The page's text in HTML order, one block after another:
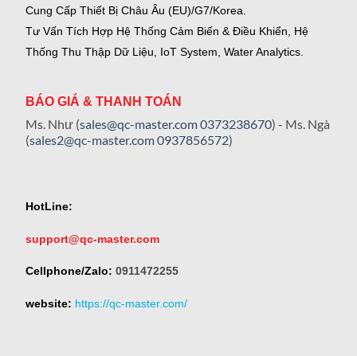
Cung Cấp Thiết Bị Châu Âu (EU)/G7/Korea.
Tư Vấn Tích Hợp Hệ Thống Cảm Biến & Điều Khiển, Hệ
Thống Thu Thập Dữ Liệu, IoT System, Water Analytics.
BÁO GIÁ & THANH TOÁN
Ms. Như (sales@qc-master.com0373238670) - Ms. Ngà
(sales2@qc-master.com0937856572)
HotLine:
support@qc-master.com
Cellphone/Zalo: 0911472255
website: https://qc-master.com/